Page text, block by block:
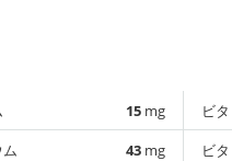
15 mg
43 mg
ビ
ビ